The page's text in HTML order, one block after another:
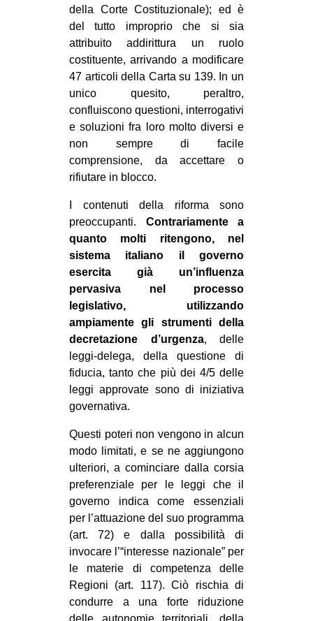
AFRICA
AMERICHE
ESTREMO ORIENTE
EUROPA
MEDIO ORIENTE
EVENTI
Fb
ms
SEARCH
della Corte Costituzionale); ed è
del tutto improprio che si sia
attribuito addirittura un ruolo
costituente, arrivando a modificare
47 articoli della Carta su 139. In un
unico quesito, peraltro,
confluiscono questioni, interrogativi
e soluzioni fra loro molto diversi e
non sempre di facile
comprensione, da accettare o
rifiutare in blocco.
I contenuti della riforma sono
preoccupanti. Contrariamente a
quanto molti ritengono, nel
sistema italiano il governo
esercita già un’influenza
pervasiva nel processo
legislativo, utilizzando
ampiamente gli strumenti della
decretazione d’urgenza, delle
leggi-delega, della questione di
fiducia, tanto che più dei 4/5 delle
leggi approvate sono di iniziativa
governativa.
Questi poteri non vengono in alcun
modo limitati, e se ne aggiungono
ulteriori, a cominciare dalla corsia
preferenziale per le leggi che il
governo indica come essenziali
per l’attuazione del suo programma
(art. 72) e dalla possibilità di
invocare l’“interesse nazionale” per
le materie di competenza delle
Regioni (art. 117). Ciò rischia di
condurre a una forte riduzione